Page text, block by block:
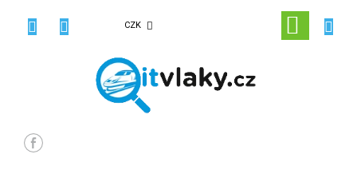
CZK
KOŠÍK